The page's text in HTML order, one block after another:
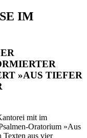
IM
»AUS TIEFER
mit im
Oratorium »Aus
Texten aus vier